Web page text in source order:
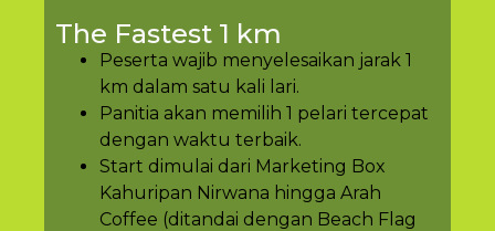
The Fastest 1 km
Peserta wajib menyelesaikan jarak 1
km dalam satu kali lari.
Panitia akan memilih 1 pelari tercepat
dengan waktu terbaik.
Start dimulai dari Marketing Box
Kahuripan Nirwana hingga Arah
Coffee (ditandai dengan Beach Flag